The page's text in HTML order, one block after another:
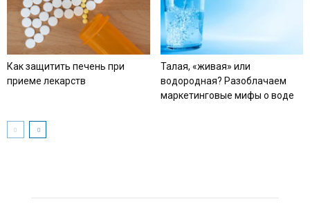
Как защитить печень при
приеме лекарств
Талая, «живая» или
водородная? Разоблачаем
маркетинговые мифы о воде